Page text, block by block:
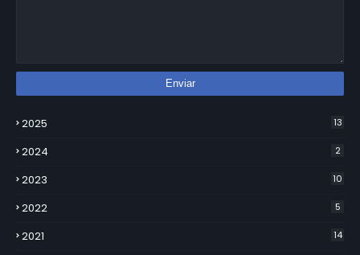
2025 13
2024 2
2023 10
2022 5
2021 14